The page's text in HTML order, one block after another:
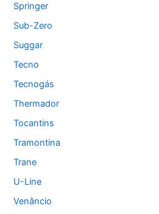
Springer
Sub-Zero
Suggar
Tecno
Tecnogás
Thermador
Tocantins
Tramontina
Trane
U-Line
Venâncio